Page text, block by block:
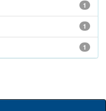
1
1
1